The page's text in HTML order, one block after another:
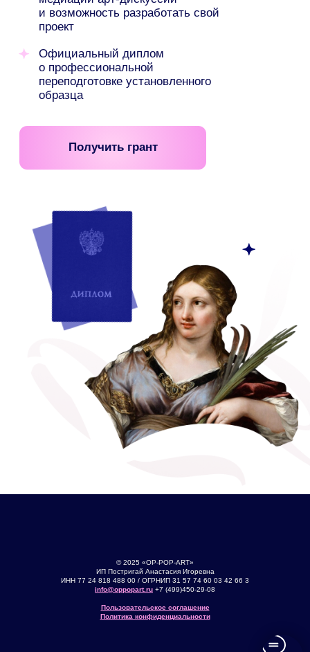
© 2025 «OP-POP-ART»
ИП Постригай Анастасия Игоревна
ИНН 77 24 818 488 00 / ОГРНИП 31 57 74 60 03 42 66 3
info@oppopart.ru +7 (499)450-29-08
Пользовательское соглашение
Политика конфиденциальности